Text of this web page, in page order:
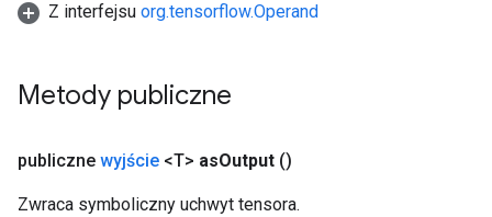
Z interfejsu org.tensorflow.Operand
Metody publiczne
publiczne wyjście <T> asOutput ()
Zwraca symboliczny uchwyt tensora.